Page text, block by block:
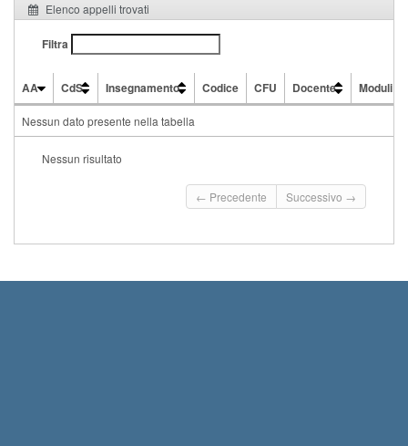
Elenco appelli trovati
Filtra
AA CdS Insegnamento Codice CFU Docente
Moduli
Nessun dato presente nella tabella
Nessun risultato
← Precedente Successivo →